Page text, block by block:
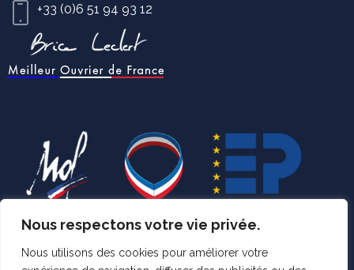
Nous respectons votre vie privée.
Nous utilisons des cookies pour améliorer votre
+33 (0)6 51 94 93 12